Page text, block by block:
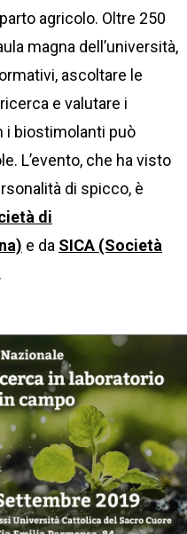
agricolo. Oltre 250
magna dell’università,
ascoltare le
e valutare i
i biostimolanti può
L’evento, che ha visto
di spicco, è
di
e da SICA (Società
.